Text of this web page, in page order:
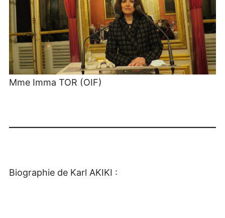
Mme Imma TOR (OIF)
Biographie de Karl AKIKI :